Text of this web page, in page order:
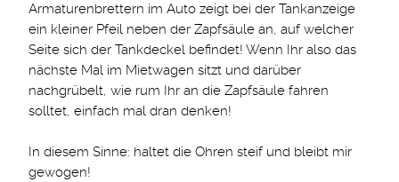
Armaturenbrettern im Auto zeigt bei der Tankanzeige
ein kleiner Pfeil neben der Zapfsäule an, auf welcher
Seite sich der Tankdeckel befindet! Wenn Ihr also das
nächste Mal im Mietwagen sitzt und darüber
nachgrübelt, wie rum Ihr an die Zapfsäule fahren
solltet, einfach mal dran denken!
In diesem Sinne: haltet die Ohren steif und bleibt mir
gewogen!